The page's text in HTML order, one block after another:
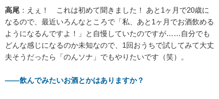
高尾 ：えぇ！ これは初めて聞きました！ あと1ヶ月で20歳に
なるので、最近いろんなところで「私、あと1ヶ月でお酒飲める
ようになるんですよ！」と自慢していたのですが……自分でも
どんな感じになるのか未知なので、1回おうちで試してみて大丈
夫そうだったら「のんソナ」でもやりたいです（笑）。
――飲んでみたいお酒とかはありますか？